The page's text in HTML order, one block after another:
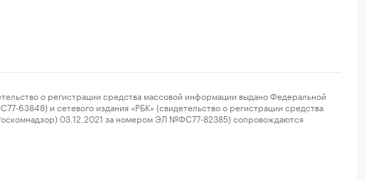
о регистрации средства массовой информации выдано Федеральной
63848) и сетевого издания «РБК» (свидетельство о регистрации средства
03.12.2021 за номером ЭЛ №ФС77-82385) сопровождаются